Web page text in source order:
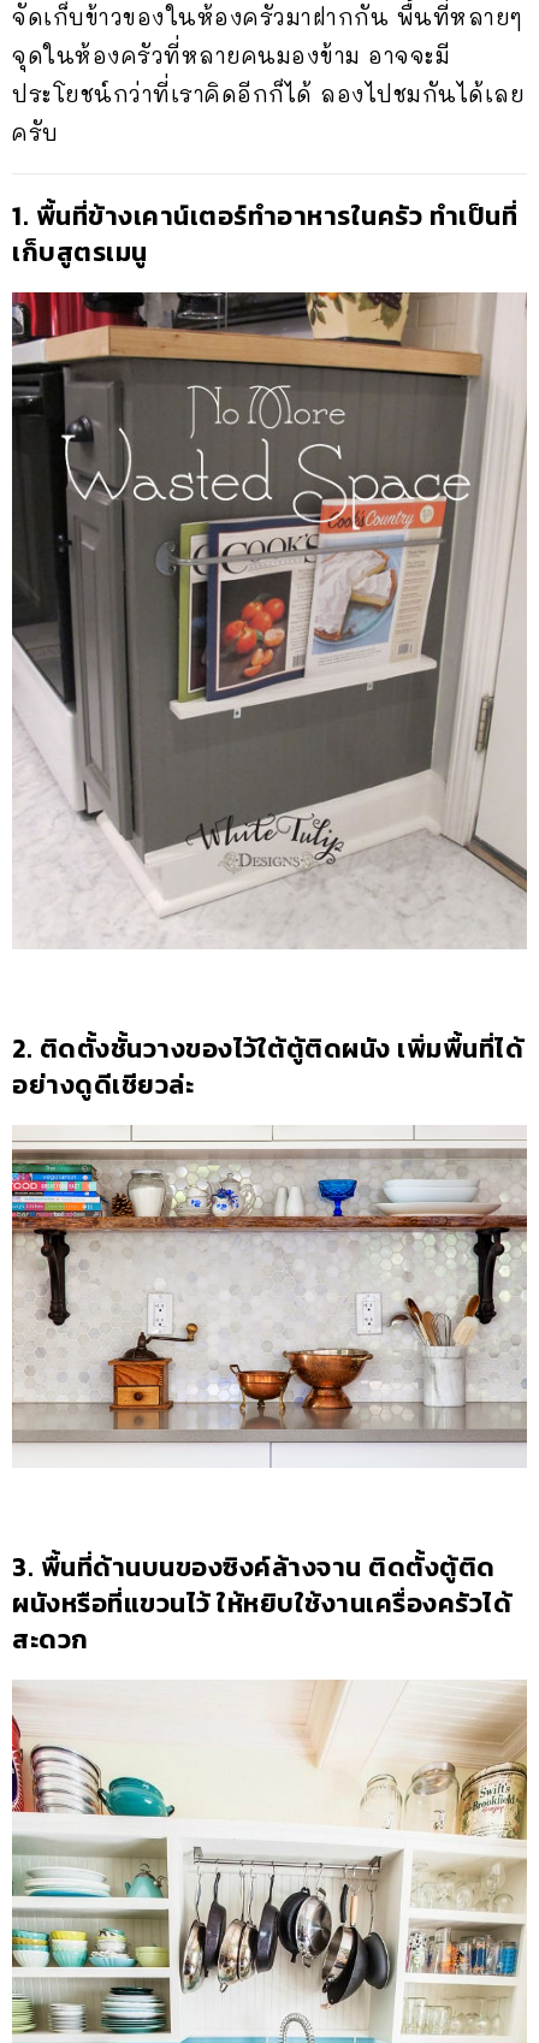
จัดเก็บข้าวของในห้องครัวมาฝากกัน พื้นที่หลายๆ
จุดในห้องครัวที่หลายคนมองข้าม อาจจะมี
ประโยชน์กว่าที่เราคิดอีกก็ได้ ลองไปชมกันได้เลย
ครับ
1. พื้นที่ข้างเคาน์เตอร์ทำอาหารในครัว ทำเป็นที่
เก็บสูตรเมนู
2. ติดตั้งชั้นวางของไว้ใต้ตู้ติดผนัง เพิ่มพื้นที่ได้
อย่างดูดีเชียวล่ะ
3. พื้นที่ด้านบนของซิงค์ล้างจาน ติดตั้งตู้ติด
ผนังหรือที่แขวนไว้ ให้หยิบใช้งานเครื่องครัวได้
สะดวก